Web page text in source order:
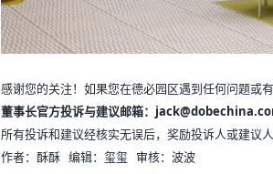
感谢您的关注！如果您在德必园区遇到任何问题或
董事长官方投诉与建议邮箱：
所有投诉和建议经核实无误后，奖励投诉人或建议
作者：酥酥 编辑：玺玺 审核：波波